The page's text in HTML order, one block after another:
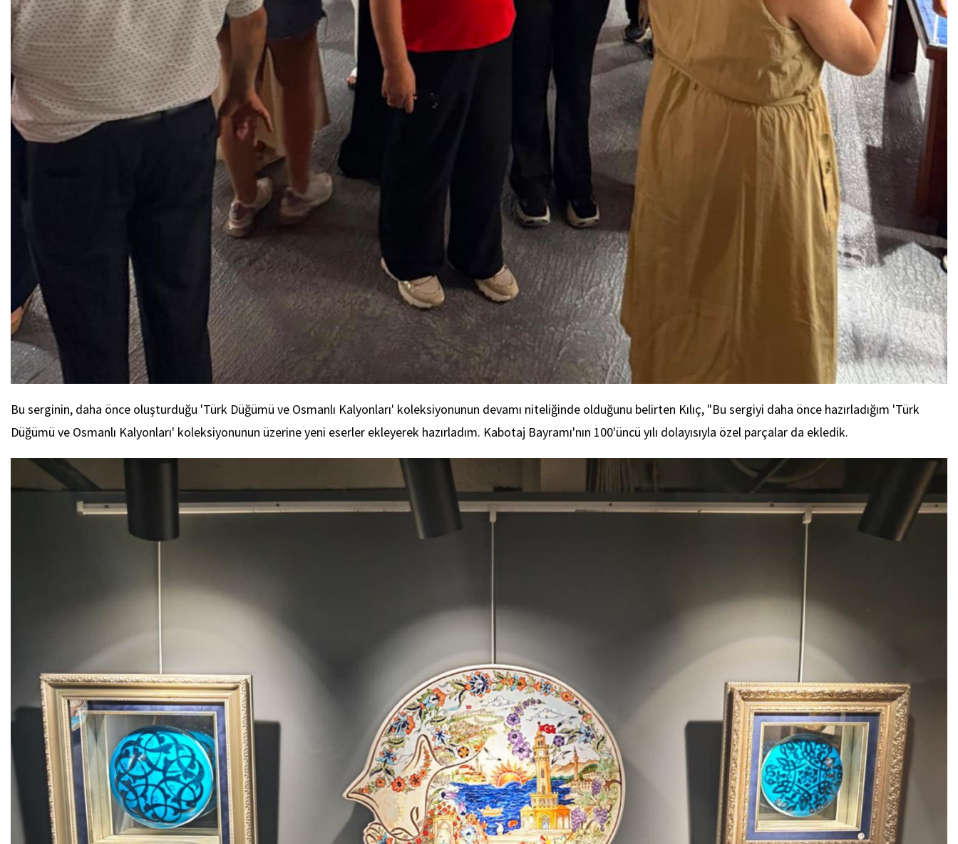
Bu serginin, daha önce oluşturduğu 'Türk Düğümü ve Osmanlı Kalyonları' koleksiyonunun devamı niteliğinde olduğunu belirten Kılıç, "Bu sergiyi daha önce hazırladığım 'Türk
Düğümü ve Osmanlı Kalyonları' koleksiyonunun üzerine yeni eserler ekleyerek hazırladım. Kabotaj Bayramı'nın 100'üncü yılı dolayısıyla özel parçalar da ekledik.